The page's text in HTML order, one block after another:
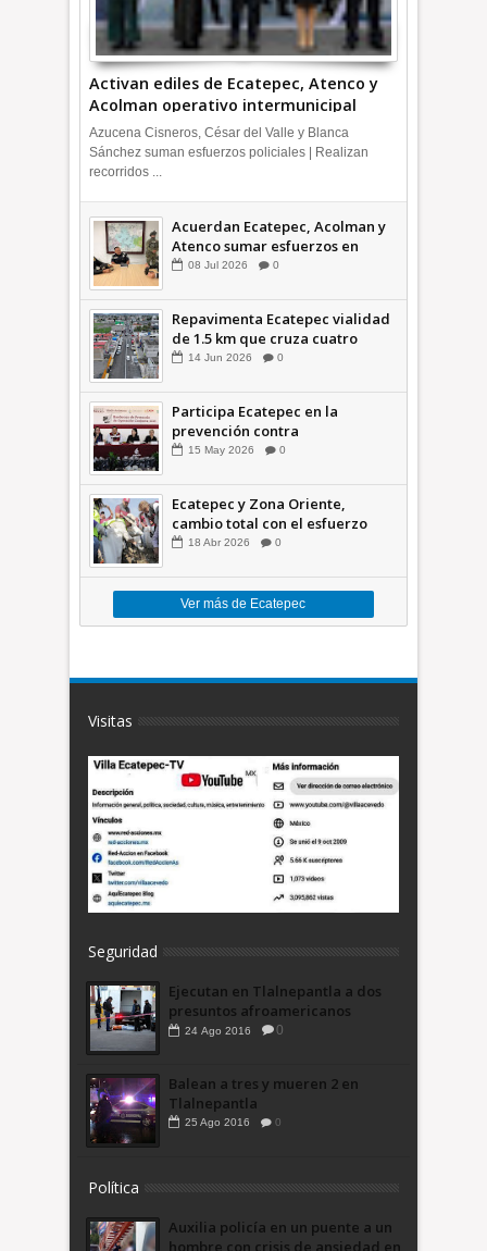
Activan ediles de Ecatepec, Atenco y
Acolman operativo intermunicipal
Azucena Cisneros, César del Valle y Blanca
Sánchez suman esfuerzos policiales | Realizan
recorridos ...
Acuerdan Ecatepec, Acolman y
Atenco sumar esfuerzos en
seguridad
08 Jul 2026 0
Repavimenta Ecatepec vialidad
de 1.5 km que cruza cuatro
comunidades +Video
14 Jun 2026 0
Participa Ecatepec en la
prevención contra
inundaciones en el Valle de
15 May 2026 0
Ecatepec y Zona Oriente,
cambio total con el esfuerzo
conjunto: Azucena; retiran 21
18 Abr 2026 0
Ver más de Ecatepec
Visitas
Seguridad
Ejecutan en Tlalnepantla a dos
presuntos afroamericanos
24 Ago 2016 0
Balean a tres y mueren 2 en
Tlalnepantla
25 Ago 2016 0
Política
Auxilia policía en un puente a un
hombre con crisis de ansiedad en